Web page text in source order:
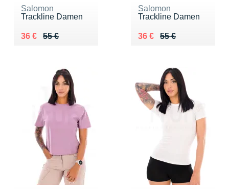
Salomon
Trackline Damen
55 €
Au lieu de 55 €
36 €
Vendu 36 €
Salomon
Trackline Damen
55 €
Au lieu de 55 €
36 €
Vendu 36 €